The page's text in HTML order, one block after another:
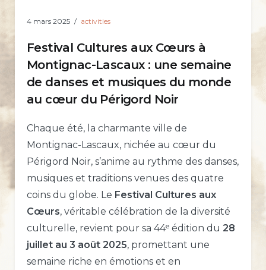
4 mars 2025 activities
Festival Cultures aux Cœurs à
Montignac-Lascaux : une semaine
de danses et musiques du monde
au cœur du Périgord Noir
Chaque été, la charmante ville de
Montignac-Lascaux, nichée au cœur du
Périgord Noir, s’anime au rythme des danses,
musiques et traditions venues des quatre
coins du globe. Le Festival Cultures aux
Cœurs, véritable célébration de la diversité
culturelle, revient pour sa 44ᵉ édition du 28
juillet au 3 août 2025, promettant une
semaine riche en émotions et en